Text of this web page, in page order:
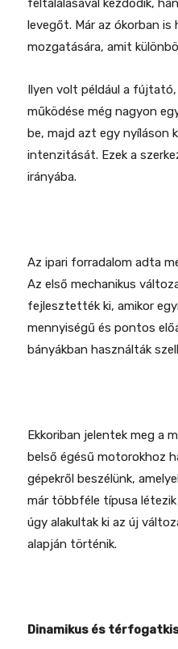
feltalálásával kezdődik,
levegőt. Már az ókorban
mozgatására, amit
Ilyen volt például a
működése még nagyon
be, majd azt egy nyíláson
intenzitását. Ezek a
irányába.
Az ipari forradalom adta
Az első mechanikus
fejlesztették ki, amikor
mennyiségű és pontos
bányákban használták
Ekkoriban jelentek meg a
belső égésű motorokhoz
gépekről beszélünk,
már többféle típusa létezik
úgy alakultak ki az új
alapján történik.
Dinamikus és